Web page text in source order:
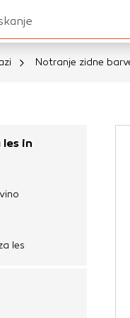
Notranje zidne
les in
les
Vaša zasebnost
Ko obiščete katero
brskalnika,
vašo napravo ali pa
informacije
prilagojeno spletno
različna imena
določenih vrst